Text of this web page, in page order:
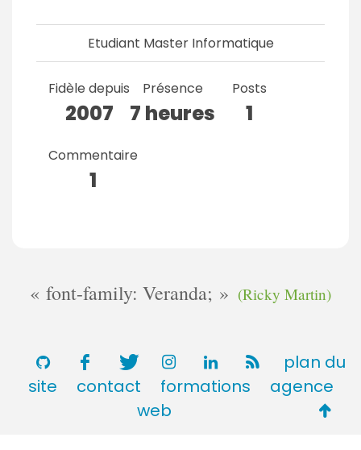
Etudiant Master Informatique
Fidèle depuis
2007
Présence
7 heures
Posts
1
Commentaire
1
font-family: Veranda; (Ricky Martin)
plan du
site
contact formations
agence
web